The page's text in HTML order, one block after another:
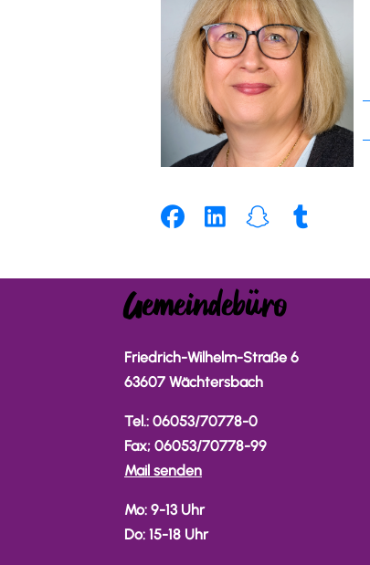
Gemeindebüro
Friedrich-Wilhelm-Straße 6
63607 Wächtersbach
Tel.: 06053/70778-0
Fax; 06053/70778-99
Mail senden
Mo: 9-13 Uhr
Do: 15-18 Uhr